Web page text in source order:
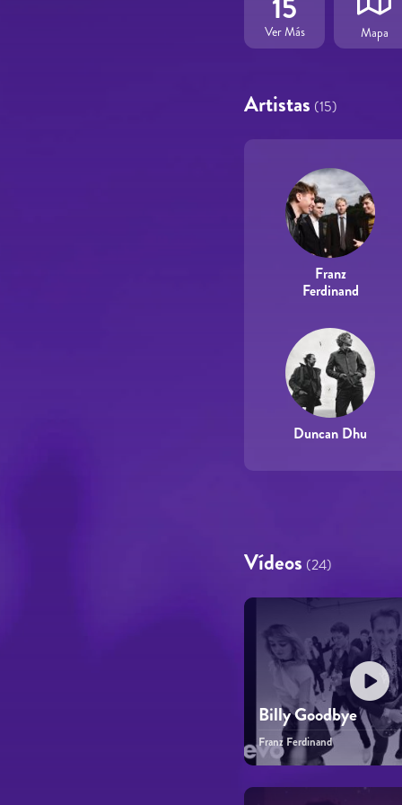
Ver Más Mapa
Artistas (15)
Franz
Ferdinand
Duncan Dhu
Vídeos (24)
Billy Goodbye
Franz Ferdinand